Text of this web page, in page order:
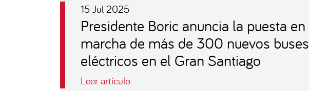
15 Jul 2025
Presidente Boric anuncia la puesta en
marcha de más de 300 nuevos buses
eléctricos en el Gran Santiago
Leer artículo